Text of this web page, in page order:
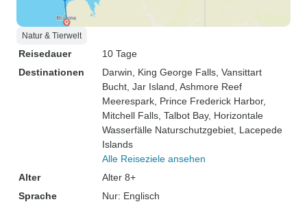
Natur & Tierwelt
Reisedauer
10 Tage
Destinationen
Darwin , King George Falls , Vansittart
Bucht , Jar Island , Ashmore Reef
Meerespark , Prince Frederick Harbor,
Mitchell Falls , Talbot Bay, Horizontale
Wasserfälle Naturschutzgebiet , Lacepede
Islands
Alle Reiseziele ansehen
Alter
Alter 8+
Sprache
Nur: Englisch